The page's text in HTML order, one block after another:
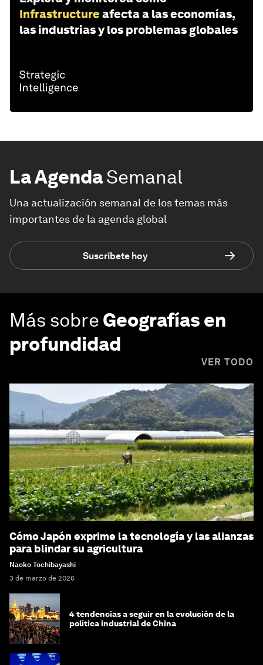
Infrastructure afecta a las economías,
las industrias y los problemas globales
La AgendaSemanal
Una actualización semanal de los temas más
importantes de la agenda global
Suscríbete hoy
Más sobre Geografías en
profundidad
VER TODO
Cómo Japón exprime la tecnología y las alianzas
para blindar su agricultura
Naoko Tochibayashi
3 de marzo de 2026
4 tendencias a seguir en la evolución de la
política industrial de China